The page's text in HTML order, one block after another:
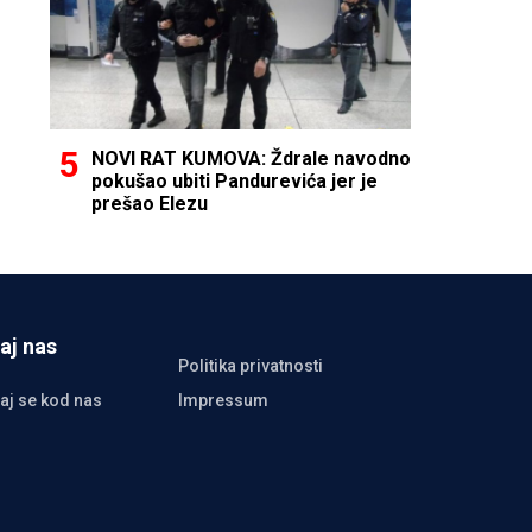
NOVI RAT KUMOVA: Ždrale navodno
pokušao ubiti Pandurevića jer je
prešao Elezu
nas
Politika privatnosti
se kod nas
Impressum